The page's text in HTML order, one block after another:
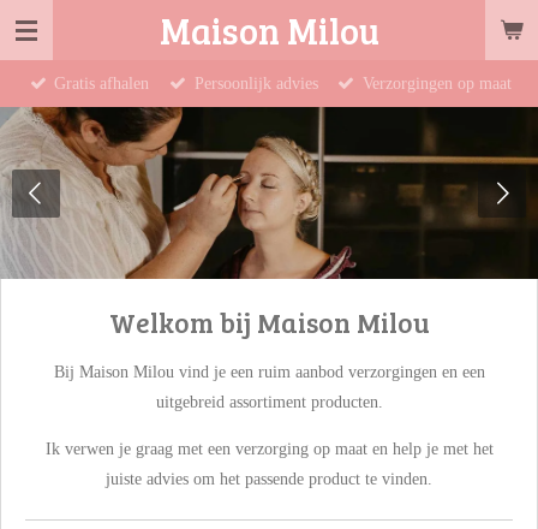
Ga
naar
de
hoofdinhoud
Maison Milou
Gratis afhalen Persoonlijk advies Verzorgingen op maat
Welkom bij Maison Milou
Bij Maison Milou vind je een ruim aanbod verzorgingen en een
uitgebreid assortiment producten.
Ik verwen je graag met een verzorging op maat en help je met het
juiste advies om het passende product te vinden.